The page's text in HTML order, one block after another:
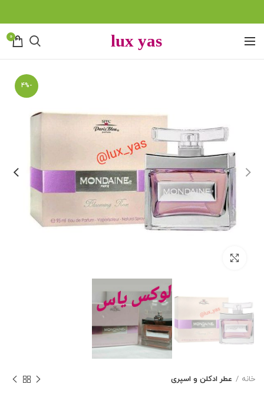
0
-4%
خانه عطر ادکلن و اسپری